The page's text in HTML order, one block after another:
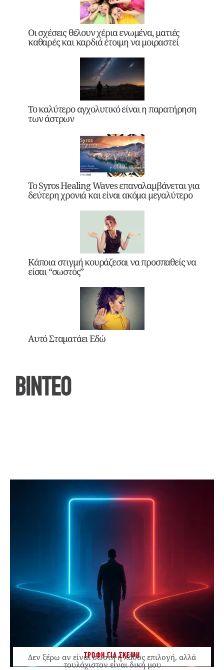
Οι σχέσεις θέλουν χέρια ενωμένα, ματιές
καθαρές και καρδιά έτοιμη να μοιραστεί
Το καλύτερο αγχολυτικό είναι η παρατήρηση
των άστρων
Το Syros Healing Waves επαναλαμβάνεται για
δεύτερη χρονιά και είναι ακόμα μεγαλύτερο
Κάποια στιγμή κουράζεσαι να προσπαθείς να
είσαι “σωστός”
Αυτό Σταματάει Εδώ
ΒΙΝΤΕΟ
ΤΡΟΦΗ ΓΙΑ ΣΚΕΨΗ
Δεν ξέρω αν είναι σωστή ή λάθος επιλογή, αλλά
τουλάχιστον είναι δική μου